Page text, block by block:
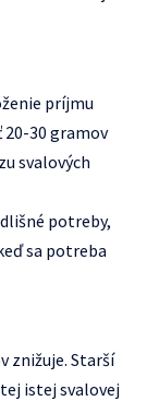
príjmu
20-30 gramov
svalových
potreby,
sa potreba
znižuje. Starší
istej svalovej